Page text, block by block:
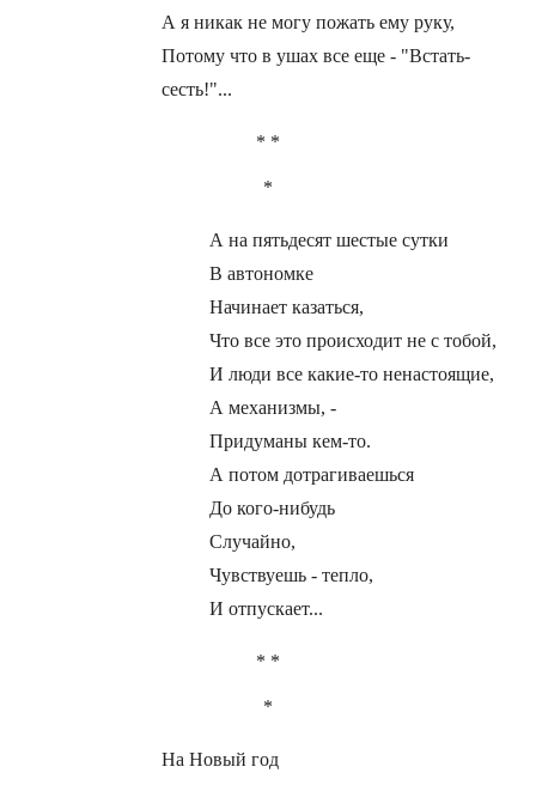
А я никак не могу пожать ему руку,
Потому что в ушах все еще - "Встать-
сесть!"...
* *
*
А на пятьдесят шестые сутки
В автономке
Начинает казаться,
Что все это происходит не с тобой,
И люди все какие-то ненастоящие,
А механизмы, -
Придуманы кем-то.
А потом дотрагиваешься
До кого-нибудь
Случайно,
Чувствуешь - тепло,
И отпускает...
* *
*
На Новый год